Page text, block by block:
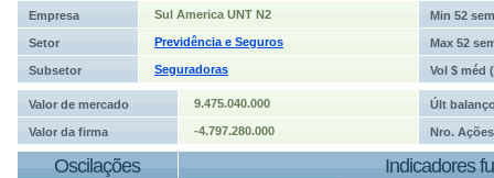
Empresa Sul America UNT N2 Min 52 sem
Setor Previdência e Seguros Max 52
Subsetor Seguradoras Vol $ méd
Valor de mercado 9.475.040.000 Últ
Valor da firma -4.797.280.000 Nro. Ações
Oscilações Indicadores